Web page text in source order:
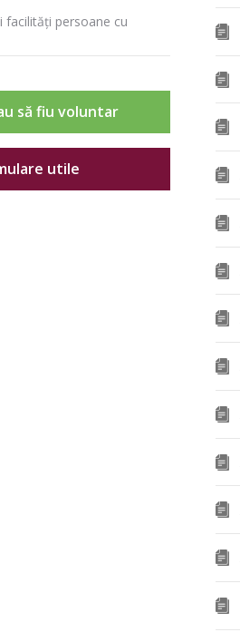
facilități persoane cu
să fiu voluntar
utile